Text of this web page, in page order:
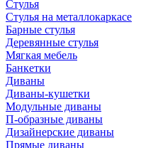
Стулья
Стулья на металлокаркасе
Барные стулья
Деревянные стулья
Мягкая мебель
Банкетки
Диваны
Диваны-кушетки
Модульные диваны
П-образные диваны
Дизайнерские диваны
Прямые диваны